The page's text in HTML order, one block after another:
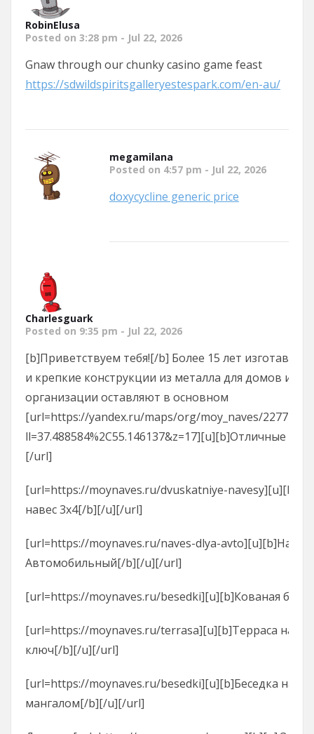
RobinElusa
Posted on 3:28 pm - Jul 22, 2026
Gnaw through our chunky casino game feast
https://sdwildspiritsgalleryestespark.com/en-au/
megamilana
Posted on 4:57 pm - Jul 22, 2026
doxycycline generic price
Charlesguark
Posted on 9:35 pm - Jul 22, 2026
[b]Приветствуем тебя![/b] Более 15 лет
и крепкие конструкции из металла для домов и
организации оставляют в основном
[url=https://yandex.ru/maps/org/moy_naves/
ll=37.488584%2C55.146137&z=17][u][b]Отличные
[/url]
[url=https://moynaves.ru/dvuskatniye-
навес 3х4[/b][/u][/url]
[url=https://moynaves.ru/naves-dlya-
Автомобильный[/b][/u][/url]
[url=https://moynaves.ru/besedki][u][b]Кованая
[url=https://moynaves.ru/terrasa][u][b]Терраса на
ключ[/b][/u][/url]
[url=https://moynaves.ru/besedki][u][b]Беседка на
мангалом[/b][/u][/url]